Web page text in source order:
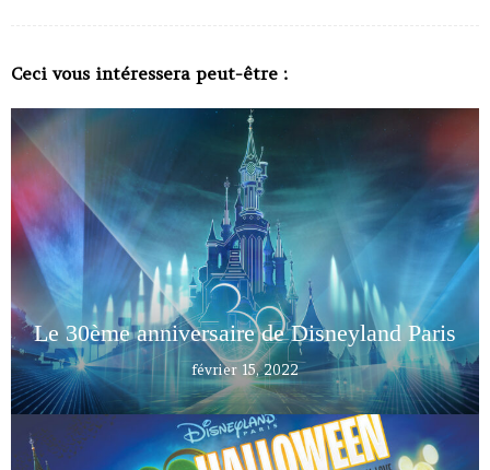
Ceci vous intéressera peut-être :
Le 30ème anniversaire de Disneyland Paris
février 15, 2022